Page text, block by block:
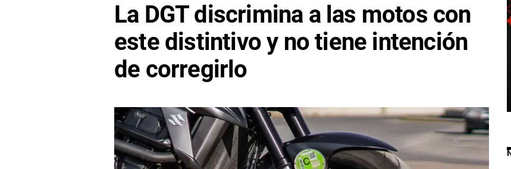
La DGT discrimina a las motos con
este distintivo y no tiene intención
de corregirlo